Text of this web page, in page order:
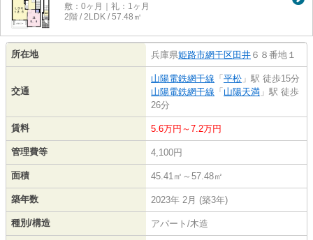
敷：0ヶ月｜礼：1ヶ月
2階 / 2LDK / 57.48㎡
所在地 兵庫県姫路市網干区田井 ６８番地１
交通
山陽電鉄網干線 「 平松 」駅 徒歩15分
山陽電鉄網干線 「 山陽天満 」駅 徒歩
26分
賃料 5.6万円～7.2万円
管理費等 4,100円
面積 45.41㎡～57.48㎡
築年数 2023年 2月 (築3年)
種別/構造 アパート/木造